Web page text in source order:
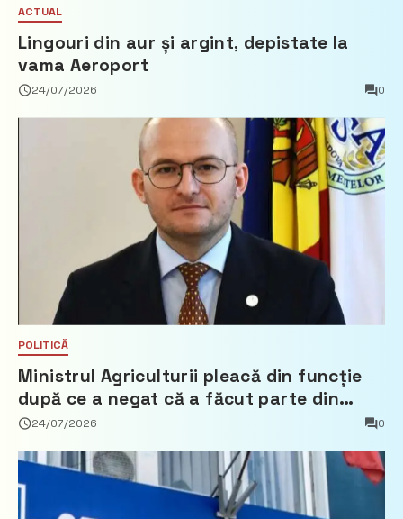
ACTUAL
Lingouri din aur și argint, depistate la
vama Aeroport
24/07/2026 0
POLITICĂ
Ministrul Agriculturii pleacă din funcție
după ce a negat că a făcut parte din
Partidul Democrat
24/07/2026 0